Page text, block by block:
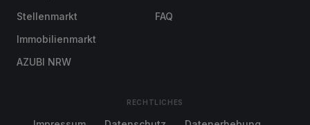
Stellenmarkt
Immobilienmarkt
AZUBI NRW
FAQ
RECHTLICHES